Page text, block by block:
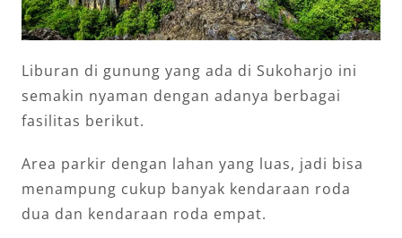
Liburan di gunung yang ada di Sukoharjo ini
semakin nyaman dengan adanya berbagai
fasilitas berikut.
Area parkir dengan lahan yang luas, jadi bisa
menampung cukup banyak kendaraan roda
dua dan kendaraan roda empat.